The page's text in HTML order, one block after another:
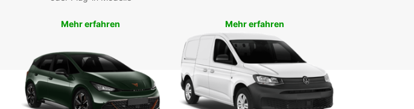
Mehr erfahren Mehr erfahren